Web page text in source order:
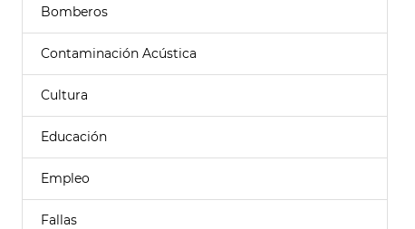
Bomberos
Contaminación Acústica
Cultura
Educación
Empleo
Fallas